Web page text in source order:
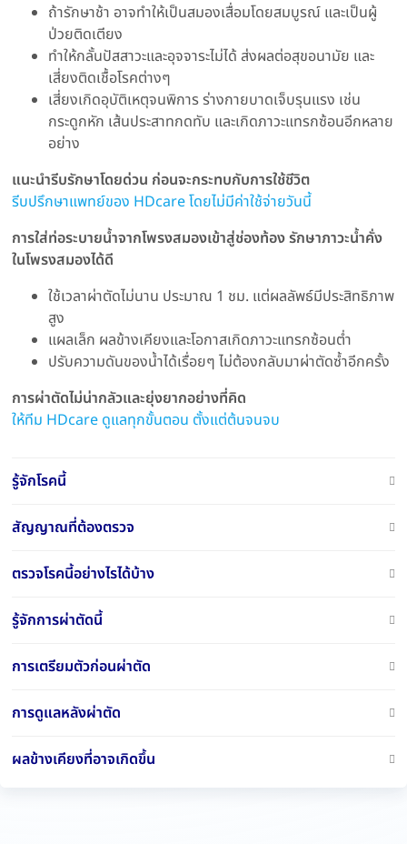
ถ้ารักษาช้า อาจทำให้เป็นสมองเสื่อมโดยสมบูรณ์ และเป็นผู้
ป่วยติดเตียง
ทำให้กลั้นปัสสาวะและอุจจาระไม่ได้ ส่งผลต่อสุขอนามัย และ
เสี่ยงติดเชื้อโรคต่างๆ
เสี่ยงเกิดอุบัติเหตุจนพิการ ร่างกายบาดเจ็บรุนแรง เช่น
กระดูกหัก เส้นประสาทกดทับ และเกิดภาวะแทรกซ้อนอีกหลาย
อย่าง
แนะนำรีบรักษาโดยด่วน ก่อนจะกระทบกับการใช้ชีวิต
รีบปรึกษาแพทย์ของ HDcare โดยไม่มีค่าใช้จ่ายวันนี้
การใส่ท่อระบายน้ำจากโพรงสมองเข้าสู่ช่องท้อง รักษาภาวะน้ำคั่ง
ในโพรงสมองได้ดี
ใช้เวลาผ่าตัดไม่นาน ประมาณ 1 ชม. แต่ผลลัพธ์มีประสิทธิภาพ
สูง
แผลเล็ก ผลข้างเคียงและโอกาสเกิดภาวะแทรกซ้อนต่ำ
ปรับความดันของน้ำได้เรื่อยๆ ไม่ต้องกลับมาผ่าตัดซ้ำอีกครั้ง
การผ่าตัดไม่น่ากลัวและยุ่งยากอย่างที่คิด
ให้ทีม HDcare ดูแลทุกขั้นตอน ตั้งแต่ต้นจนจบ
รู้จักโรคนี้
สัญญาณที่ต้องตรวจ
ตรวจโรคนี้อย่างไรได้บ้าง
รู้จักการผ่าตัดนี้
การเตรียมตัวก่อนผ่าตัด
การดูแลหลังผ่าตัด
ผลข้างเคียงที่อาจเกิดขึ้น